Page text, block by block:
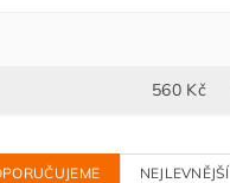
560 Kč
NEJLEVNĚJŠÍ